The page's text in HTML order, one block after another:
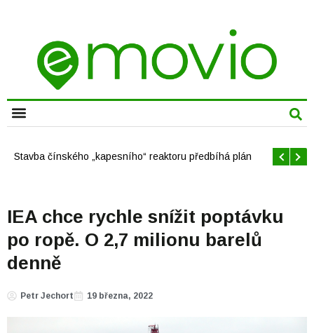
Offshore větrné elektrárny v USA se mají brzy rozrůst
IEA chce rychle snížit poptávku
po ropě. O 2,7 milionu barelů
denně
Petr Jechort 19 března, 2022